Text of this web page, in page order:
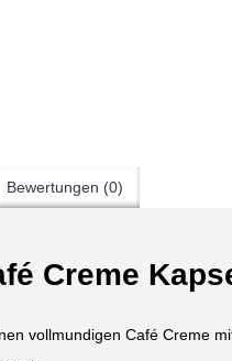
Bewertungen (0)
Creme
vollmundigen Café Creme